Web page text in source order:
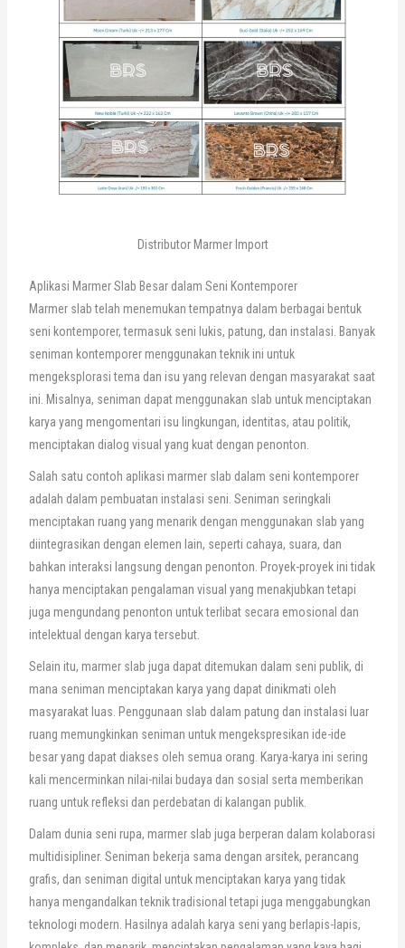
Distributor Marmer Import
Aplikasi Marmer Slab Besar dalam Seni Kontemporer
Marmer slab telah menemukan tempatnya dalam berbagai bentuk
seni kontemporer, termasuk seni lukis, patung, dan instalasi. Banyak
seniman kontemporer menggunakan teknik ini untuk
mengeksplorasi tema dan isu yang relevan dengan masyarakat saat
ini. Misalnya, seniman dapat menggunakan slab untuk menciptakan
karya yang mengomentari isu lingkungan, identitas, atau politik,
menciptakan dialog visual yang kuat dengan penonton.
Salah satu contoh aplikasi marmer slab dalam seni kontemporer
adalah dalam pembuatan instalasi seni. Seniman seringkali
menciptakan ruang yang menarik dengan menggunakan slab yang
diintegrasikan dengan elemen lain, seperti cahaya, suara, dan
bahkan interaksi langsung dengan penonton. Proyek-proyek ini tidak
hanya menciptakan pengalaman visual yang menakjubkan tetapi
juga mengundang penonton untuk terlibat secara emosional dan
intelektual dengan karya tersebut.
Selain itu, marmer slab juga dapat ditemukan dalam seni publik, di
mana seniman menciptakan karya yang dapat dinikmati oleh
masyarakat luas. Penggunaan slab dalam patung dan instalasi luar
ruang memungkinkan seniman untuk mengekspresikan ide-ide
besar yang dapat diakses oleh semua orang. Karya-karya ini sering
kali mencerminkan nilai-nilai budaya dan sosial serta memberikan
ruang untuk refleksi dan perdebatan di kalangan publik.
Dalam dunia seni rupa, marmer slab juga berperan dalam kolaborasi
multidisipliner. Seniman bekerja sama dengan arsitek, perancang
grafis, dan seniman digital untuk menciptakan karya yang tidak
hanya mengandalkan teknik tradisional tetapi juga menggabungkan
teknologi modern. Hasilnya adalah karya seni yang berlapis-lapis,